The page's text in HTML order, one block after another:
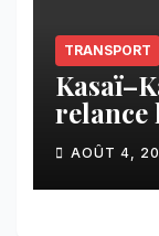
TRANSPORT
relance
AOÛT 4,